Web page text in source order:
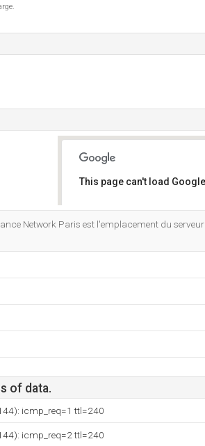
This page can't load
Network Paris est l'emplacement du
of data.
icmp_req=1 ttl=240
icmp_req=2 ttl=240